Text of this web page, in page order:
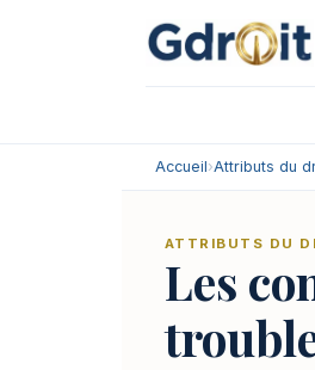
Accueil›Attributs du
ATTRIBUTS DU
Les